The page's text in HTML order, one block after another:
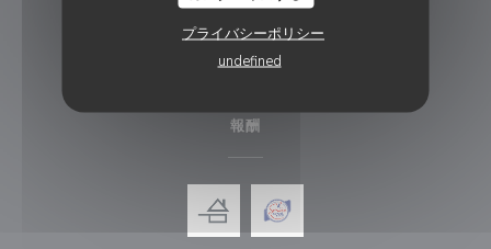
プライバシーポリシー
undefined
Facebook ((新しいウィンドウで
Instagram ((新しいウィンド
ニュースレター
報酬